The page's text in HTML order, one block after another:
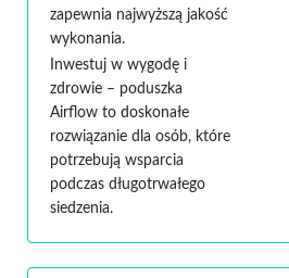
zapewnia najwyższą jakość
wykonania.
Inwestuj w wygodę i
zdrowie – poduszka
Airflow to doskonałe
rozwiązanie dla osób, które
potrzebują wsparcia
podczas długotrwałego
siedzenia.